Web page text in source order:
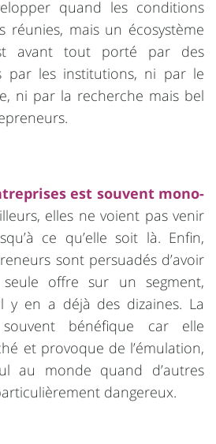
quand les conditions
réunies, mais un écosystème
avant tout porté par des
par les institutions, ni par le
ni par la recherche mais bel
est souvent mono-
elles ne voient pas venir
ce qu’elle soit là. Enfin,
sont persuadés d’avoir
offre sur un segment,
y en a déjà des dizaines. La
bénéfique car elle
et provoque de l’émulation,
au monde quand d’autres
dangereux.